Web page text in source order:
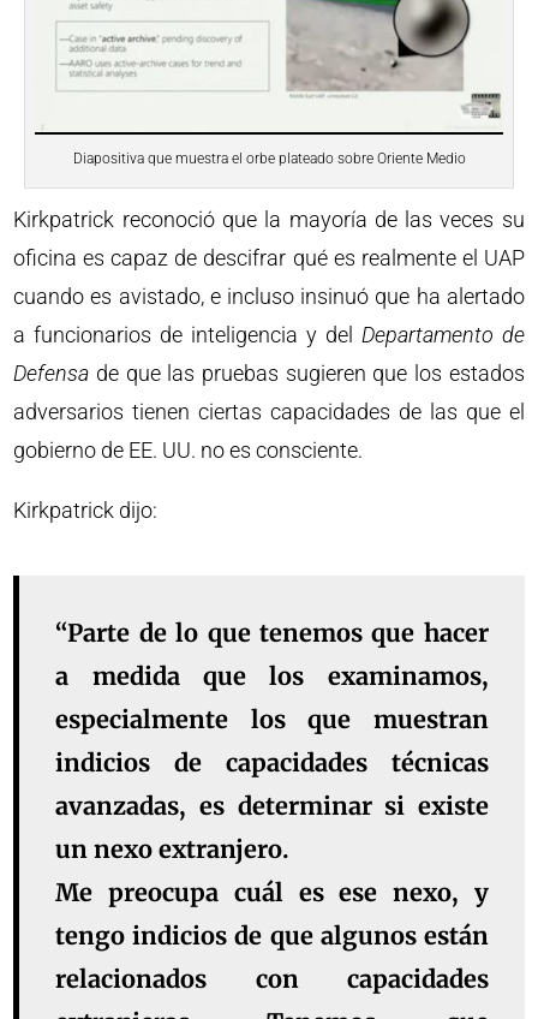
Diapositiva que muestra el orbe plateado sobre Oriente Medio
Kirkpatrick reconoció que la mayoría de las veces su
oficina es capaz de descifrar qué es realmente el UAP
cuando es avistado, e incluso insinuó que ha alertado
a funcionarios de inteligencia y del Departamento de
Defensa de que las pruebas sugieren que los estados
adversarios tienen ciertas capacidades de las que el
gobierno de EE. UU. no es consciente.
Kirkpatrick dijo:
“Parte de lo que tenemos que hacer
a medida que los examinamos,
especialmente los que muestran
indicios de capacidades técnicas
avanzadas, es determinar si existe
un nexo extranjero.
Me preocupa cuál es ese nexo, y
tengo indicios de que algunos están
relacionados con capacidades